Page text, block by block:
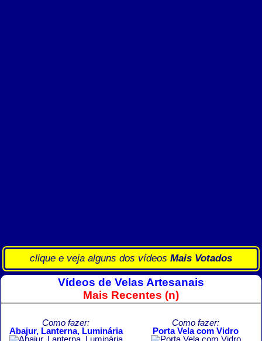
clique e veja alguns dos vídeos Mais Votados
Vídeos de Velas Artesanais
Mais Recentes (n)
Como fazer:
Abajur, Lanterna, Luminária
Como fazer:
Porta Vela com Vidro